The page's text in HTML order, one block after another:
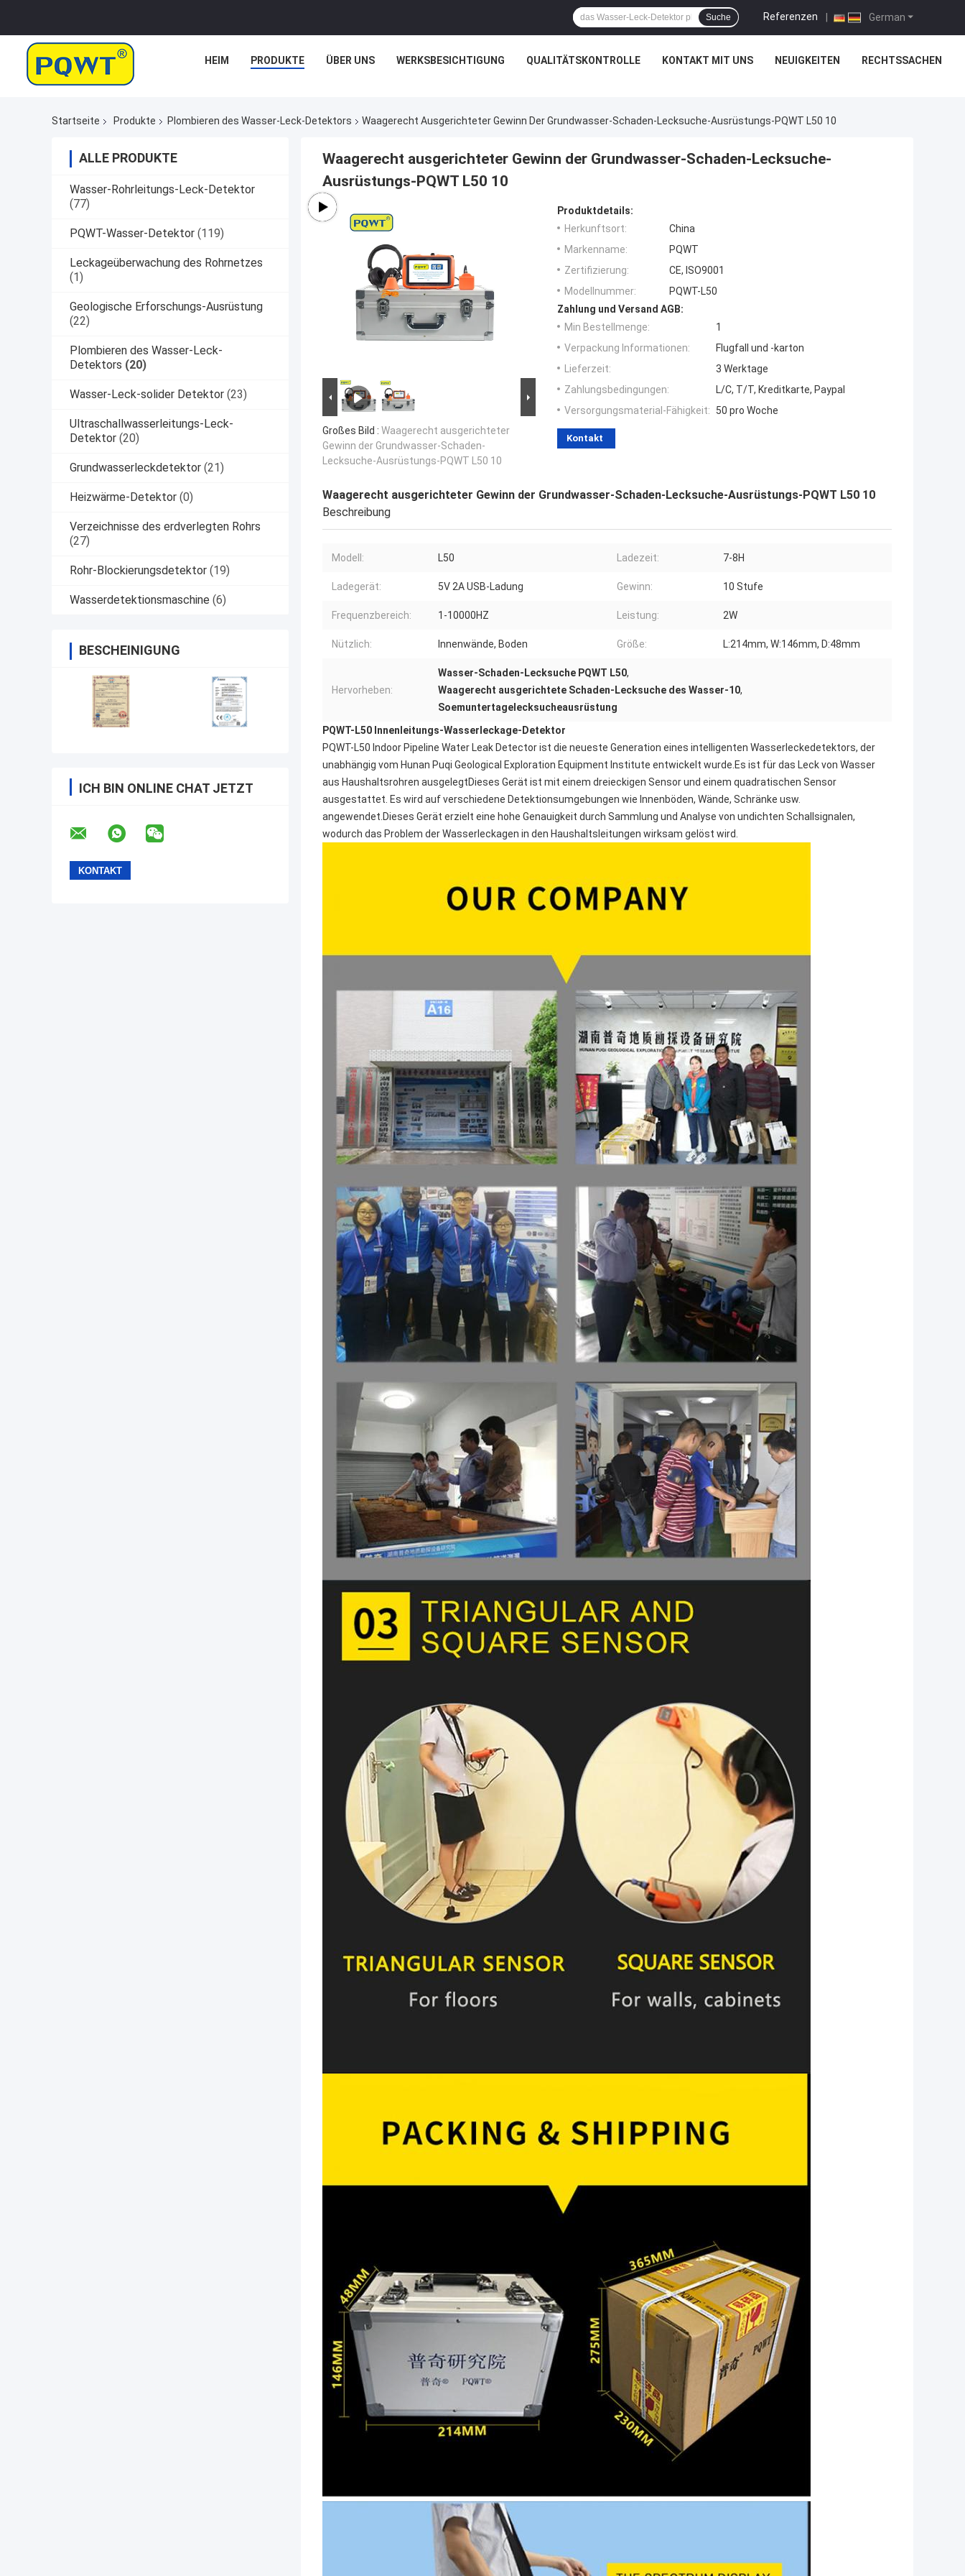
German
Referenzen |
Suche
HEIM PRODUKTE ÜBER UNS WERKSBESICHTIGUNG QUALITÄTSKONTROLLE KONTAKT MIT UNS NEUIGKEITEN RECHTSSACHEN
Startseite Produkte Plombieren des Wasser-Leck-Detektors Waagerecht Ausgerichteter Gewinn Der Grundwasser-Schaden-Lecksuche-Ausrüstungs-PQWT L50 10
ALLE PRODUKTE
Wasser-Rohrleitungs-Leck-Detektor
(77)
PQWT-Wasser-Detektor (119)
Leckageüberwachung des Rohrnetzes
(1)
Geologische Erforschungs-Ausrüstung
(22)
Plombieren des Wasser-Leck-
Detektors (20)
Wasser-Leck-solider Detektor (23)
Ultraschallwasserleitungs-Leck-
Detektor (20)
Grundwasserleckdetektor (21)
Heizwärme-Detektor (0)
Verzeichnisse des erdverlegten Rohrs
(27)
Rohr-Blockierungsdetektor (19)
Wasserdetektionsmaschine (6)
BESCHEINIGUNG
ICH BIN ONLINE CHAT JETZT
Waagerecht ausgerichteter Gewinn der Grundwasser-Schaden-Lecksuche-
Ausrüstungs-PQWT L50 10
Großes Bild : Waagerecht ausgerichteter
Gewinn der Grundwasser-Schaden-
Lecksuche-Ausrüstungs-PQWT L50 10
Produktdetails:
Herkunftsort:
China
Markenname:
PQWT
Zertifizierung:
CE, ISO9001
Modellnummer:
PQWT-L50
Zahlung und Versand AGB:
Min Bestellmenge:
1
Verpackung Informationen:
Flugfall und -karton
Lieferzeit:
3 Werktage
Zahlungsbedingungen:
L/C, T/T, Kreditkarte, Paypal
Versorgungsmaterial-Fähigkeit:
50 pro Woche
Kontakt
Waagerecht ausgerichteter Gewinn der Grundwasser-Schaden-Lecksuche-Ausrüstungs-PQWT L50 10
Beschreibung
Modell: L50 Ladezeit: 7-8H
Ladegerät: 5V 2A USB-Ladung Gewinn: 10 Stufe
Frequenzbereich: 1-10000HZ Leistung: 2W
Nützlich: Innenwände, Boden Größe: L:214mm, W:146mm, D:48mm
Hervorheben:
Wasser-Schaden-Lecksuche PQWT L50,
Waagerecht ausgerichtete Schaden-Lecksuche des Wasser-10,
Soemuntertagelecksucheausrüstung
PQWT-L50 Innenleitungs-Wasserleckage-Detektor
PQWT-L50 Indoor Pipeline Water Leak Detector ist die neueste Generation eines intelligenten Wasserleckedetektors, der
unabhängig vom Hunan Puqi Geological Exploration Equipment Institute entwickelt wurde.Es ist für das Leck von Wasser
aus Haushaltsrohren ausgelegtDieses Gerät ist mit einem dreieckigen Sensor und einem quadratischen Sensor
ausgestattet. Es wird auf verschiedene Detektionsumgebungen wie Innenböden, Wände, Schränke usw.
angewendet.Dieses Gerät erzielt eine hohe Genauigkeit durch Sammlung und Analyse von undichten Schallsignalen,
wodurch das Problem der Wasserleckagen in den Haushaltsleitungen wirksam gelöst wird.